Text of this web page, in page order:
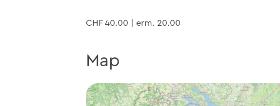
CHF 40.00 | erm. 20.00
Map